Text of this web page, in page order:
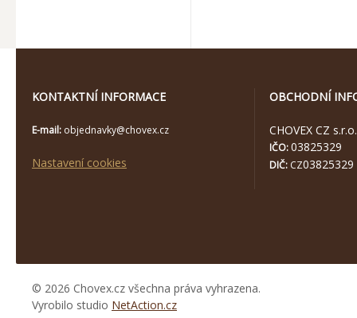
KONTAKTNÍ INFORMACE
E-mail: objednavky@chovex.cz
Nastavení cookies
OBCHODNÍ
CHOVEX CZ s.r.o.
IČO:03825329
DIČ: CZ03825329
© 2026 Chovex.cz všechna práva vyhrazena.
Vyrobilo studio NetAction.cz